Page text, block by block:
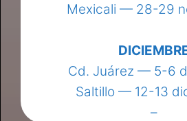
Mexicali — 28-29
Cd. Juárez — 5-6
Saltillo — 12-13
–